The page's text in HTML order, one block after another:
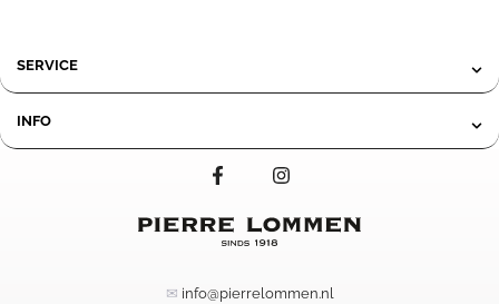
SERVICE
INFO
✉ info@pierrelommen.nl